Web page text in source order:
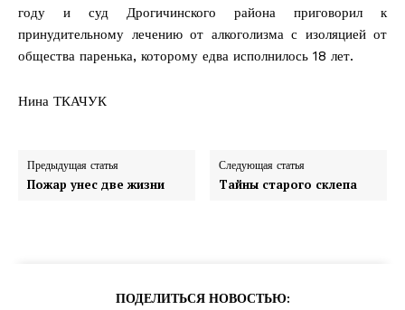
году и суд Дрогичинского района приговорил к
принудительному лечению от алкоголизма с изоляцией от
общества паренька, которому едва исполнилось 18 лет.
Нина ТКАЧУК
Предыдущая статья
Пожар унес две жизни
Следующая статья
Тайны старого склепа
ПОДЕЛИТЬСЯ НОВОСТЬЮ: